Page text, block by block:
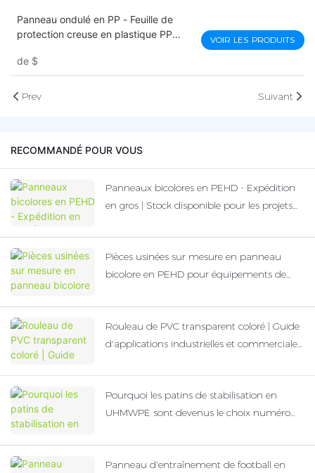
Panneau ondulé en PP - Feuille de
protection creuse en plastique PP
panneaux de jardin avec service de
traitement d'impression
de $
VOIR LES PRODUITS
Prev Suivant
RECOMMANDÉ POUR VOUS
Panneaux bicolores en PEHD - Expédition
en gros | Stock disponible pour les projets
Pièces usinées sur mesure en panneau
bicolore en PEHD pour équipements de
Rouleau de PVC transparent coloré | Guide
d'applications industrielles et commerciales
Pourquoi les patins de stabilisation en
UHMWPE sont devenus le choix numéro
Panneau d'entraînement de football en